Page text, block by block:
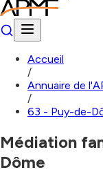
Accueil
/
Annuaire de
/
63 - Puy-de-
Médiation
Dôme